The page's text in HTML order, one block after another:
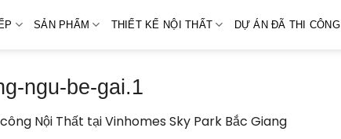
SẢN PHẨM THIẾT KẾ NỘI THẤT DỰ ÁN ĐÃ THI CÔNG
ngu-be-gai.1
Nội Thất tại Vinhomes Sky Park Bắc Giang